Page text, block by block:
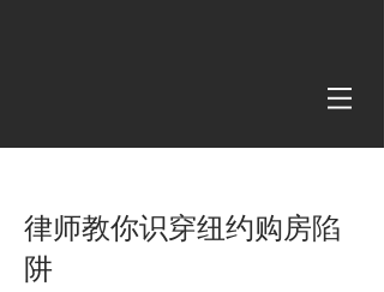
律师教你识穿纽约购房陷
阱